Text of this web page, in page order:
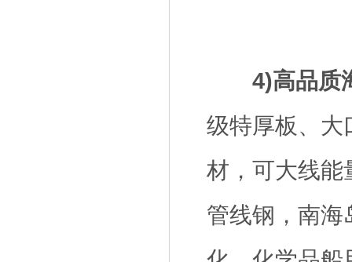
4)高品质
级特厚板、大
材，可大线能
管线钢，南海